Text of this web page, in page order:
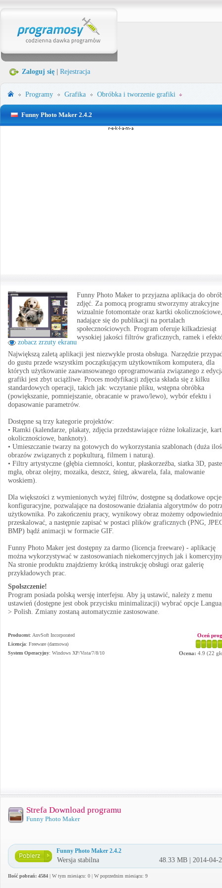
Zaloguj się Rejestracja
Programy Grafika Obróbka i tworzenie grafiki
Funny Photo Maker 2.4.2
zobacz zrzuty ekranu
Funny Photo Maker to przyjazna aplikacja do
zdjęć. Za pomocą programu stworzymy atrakcyjne
wizualnie fotomontaże oraz kartki okolicznościowe,
nadające się do publikacji na portalach
społecznościowych. Program oferuje kilkadziesiąt
wysokiej jakości filtrów graficznych, ramek i
Największą zaletą aplikacji jest niezwykle prosta obsługa. Narzędzie
do gustu przede wszystkim początkującym użytkownikom komputera, dla
których użytkowanie zaawansowanego oprogramowania związanego z
grafiki jest zbyt uciążliwe. Proces modyfikacji zdjęcia składa się z kilku
standardowych operacji, takich jak: wczytanie pliku, wstępna obróbka
(powiększanie, pomniejszanie, obracanie w prawo/lewo), wybór efektu i
dopasowanie parametrów.
Dostępne są trzy kategorie projektów:
• Ramki (kalendarze, plakaty, zdjęcia przedstawiające różne lokalizacje,
okolicznościowe, banknoty).
• Umieszczanie twarzy na gotowych do wykorzystania szablonach (duża
obrazów związanych z popkulturą, filmem i naturą).
• Filtry artystyczne (głębia ciemności, kontur, płaskorzeźba, siatka 3D,
mgła, obraz olejny, mozaika, deszcz, śnieg, akwarela, fala, malowanie
woskiem).
Dla większości z wymienionych wyżej filtrów, dostępne są dodatkowe opcje
konfiguracyjne, pozwalające na dostosowanie działania algorytmów do
użytkownika. Po zakończeniu pracy, wynikowy obraz możemy odpowiednio
przeskalować, a następnie zapisać w postaci plików graficznych (PNG,
BMP) bądź animacji w formacie GIF.
Funny Photo Maker jest dostępny za darmo (licencja freeware) - aplikację
można wykorzystywać w zastosowaniach niekomercyjnych jak i
Na stronie produktu znajdziemy krótką instrukcję obsługi oraz galerię
przykładowych prac.
Spolszczenie!
Program posiada polską wersję interfejsu. Aby ją ustawić, należy z menu
ustawień (dostępne jest obok przycisku minimalizacji) wybrać opcje
> Polish. Zmiany zostaną automatycznie zastosowane.
Producent: AnvSoft Incorporated
Licencja: Freeware (darmowa)
System Operacyjny: Windows XP/Vista/7/8/10
Oceń
Ocena: 4.9 (22
Strefa Download programu
Funny Photo Maker
Funny Photo Maker 2.4.2
Wersja stabilna 48.33 MB | 2014-04-
Ilość pobrań: 4584 | W tym miesiącu: 0 | W poprzednim miesiącu: 9